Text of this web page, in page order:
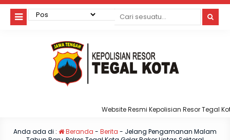
Website Resmi Kepolisian Resor Tegal Kota
Anda ada di : Beranda - Berita - Jelang Pengamanan Malam